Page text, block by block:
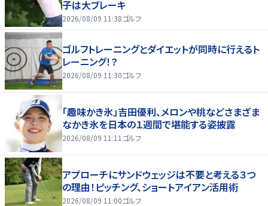
子は大ブレーキ
2026/08/09 11:38ゴルフ
ゴルフトレーニングとダイエットが同時に行えるト
レーニング！？
2026/08/09 11:30ゴルフ
「趣味かき氷」吉田優利、メロンや桃などさまざま
なかき氷を日本の１週間で堪能する姿披露
2026/08/09 11:11 ゴルフ
アプローチにサンドウェッジは不要と考える３つ
の理由！ピッチング、ショートアイアン活用術
2026/08/09 11:00ゴルフ